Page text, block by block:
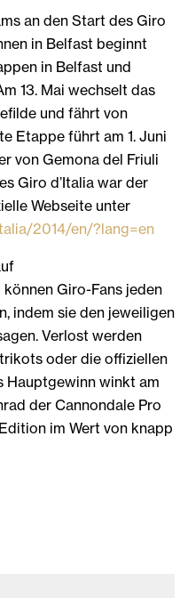
an den Start des Giro
in Belfast beginnt
in Belfast und
13. Mai wechselt das
und fährt von
Etappe führt am 1. Juni
von Gemona del Friuli
Giro d’Italia war der
Webseite unter
2014/en/?lang=en
können Giro-Fans jeden
indem sie den jeweiligen
Verlost werden
oder die offiziellen
Hauptgewinn winkt am
der Cannondale Pro
im Wert von knapp